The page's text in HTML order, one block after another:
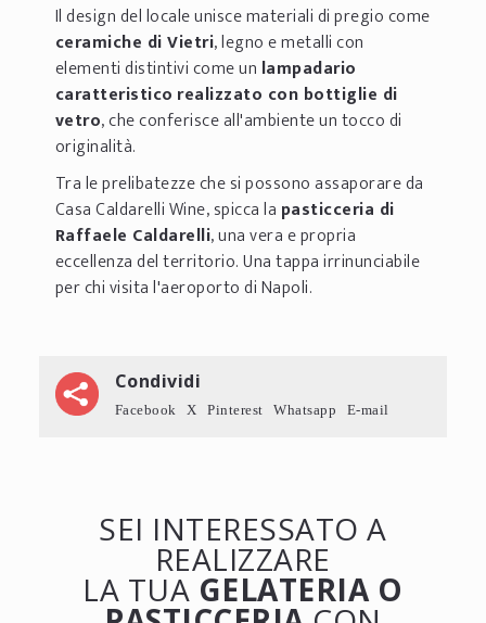
Il design del locale unisce materiali di pregio come
ceramiche di Vietri, legno e metalli con
elementi distintivi come un lampadario
caratteristico realizzato con bottiglie di
vetro, che conferisce all'ambiente un tocco di
originalità.
Tra le prelibatezze che si possono assaporare da
Casa Caldarelli Wine, spicca la pasticceria di
Raffaele Caldarelli, una vera e propria
eccellenza del territorio. Una tappa irrinunciabile
per chi visita l'aeroporto di Napoli.
Condividi
Facebook X Pinterest Whatsapp E-mail
SEI INTERESSATO A
REALIZZARE
LA TUA GELATERIA O